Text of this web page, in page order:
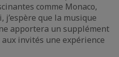
comme Monaco,
j’espère que la musique
apportera un supplément
aux invités une expérience